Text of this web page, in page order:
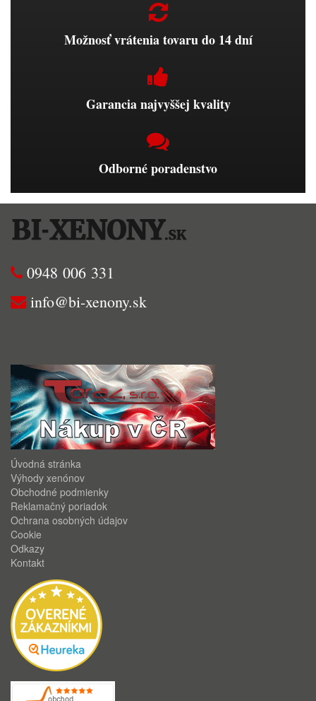
Možnosť vrátenia tovaru do 14 dní
Garancia najvyššej kvality
Odborné poradenstvo
0948 006 331
info@bi-xenony.sk
Úvodná stránka
Výhody xenónov
Obchodné podmienky
Reklamačný poriadok
Ochrana osobných údajov
Cookie
Odkazy
Kontakt